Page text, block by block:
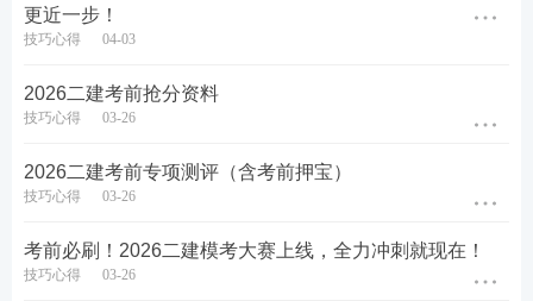
更近一步！
技巧心得 04-03
2026二建考前抢分资料
技巧心得 03-26
2026二建考前专项测评（含考前押宝）
技巧心得 03-26
考前必刷！2026二建模考大赛上线，全力冲刺就现在！
技巧心得 03-26